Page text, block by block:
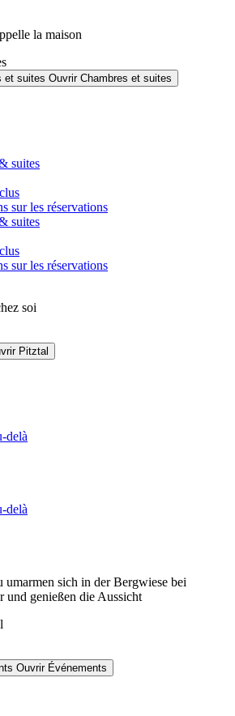
la maison
et suites Ouvrir Chambres et suites
suites
sur les réservations
suites
sur les réservations
soi
Pitztal
delà
delà
Ouvrir Événements